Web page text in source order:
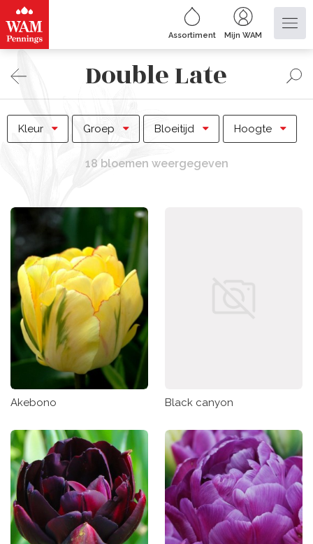
Assortiment Mijn WAM
Double Late
Kleur Groep Bloeitijd Hoogte
18 bloemen weergegeven
Akebono Black canyon